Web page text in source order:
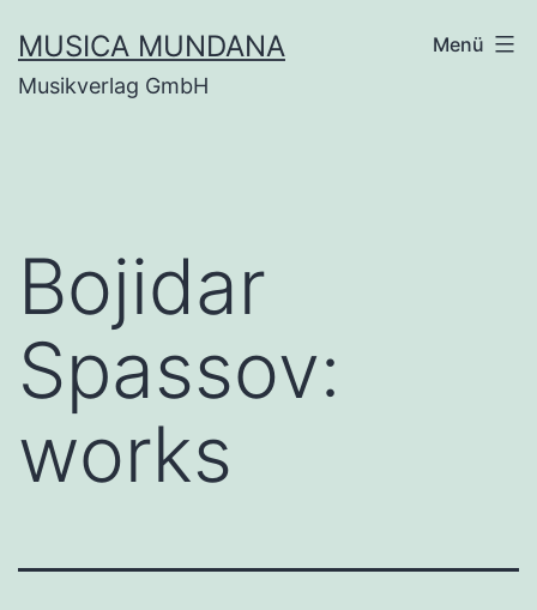
Inhalt
springen
MUSICA MUNDANA
Musikverlag GmbH
Menü
Bojidar
Spassov:
works